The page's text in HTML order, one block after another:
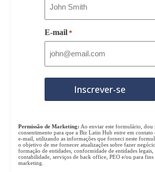
E-mail *
Permissão de Marketing: Ao enviar este formulário, dou
consentimento para que a Biz Latin Hub entre em contato
e-mail, utilizando as informações que forneci neste
o objetivo de me fornecer atualizações sobre fazer
formação de entidades, conformidade de entidades legais,
contabilidade, serviços de back office, PEO e/ou para fins
marketing.